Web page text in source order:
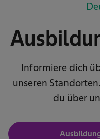
Informiere dich
unseren
du über